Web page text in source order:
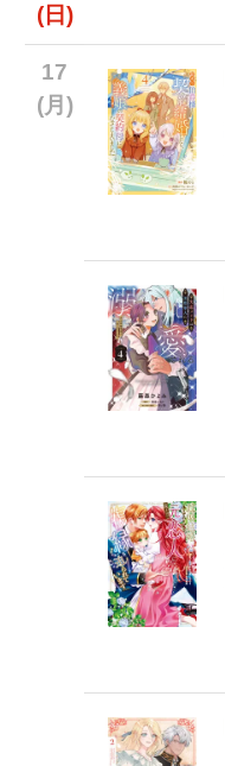
(日)
17
(月)